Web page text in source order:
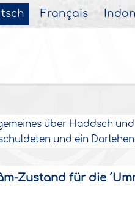
Français
über Haddsch
und ein
Zustand für die